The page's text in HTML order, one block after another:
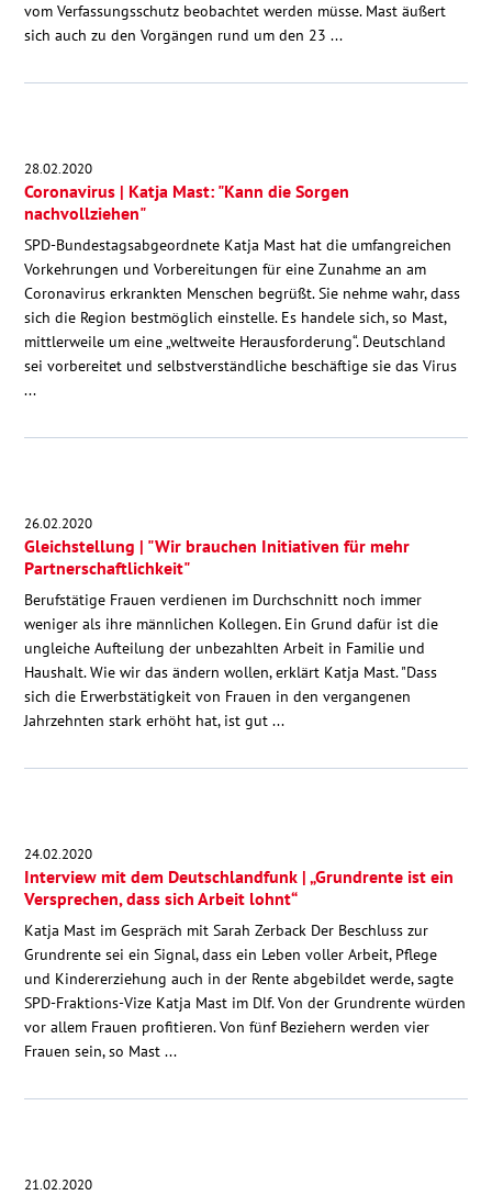
vom Verfassungsschutz beobachtet werden müsse. Mast äußert
sich auch zu den Vorgängen rund um den 23 ...
28.02.2020
Coronavirus | Katja Mast: "Kann die Sorgen
nachvollziehen"
SPD-Bundestagsabgeordnete Katja Mast hat die umfangreichen
Vorkehrungen und Vorbereitungen für eine Zunahme an am
Coronavirus erkrankten Menschen begrüßt. Sie nehme wahr, dass
sich die Region bestmöglich einstelle. Es handele sich, so Mast,
mittlerweile um eine „weltweite Herausforderung“. Deutschland
sei vorbereitet und selbstverständliche beschäftige sie das Virus
...
26.02.2020
Gleichstellung | "Wir brauchen Initiativen für mehr
Partnerschaftlichkeit"
Berufstätige Frauen verdienen im Durchschnitt noch immer
weniger als ihre männlichen Kollegen. Ein Grund dafür ist die
ungleiche Aufteilung der unbezahlten Arbeit in Familie und
Haushalt. Wie wir das ändern wollen, erklärt Katja Mast. "Dass
sich die Erwerbstätigkeit von Frauen in den vergangenen
Jahrzehnten stark erhöht hat, ist gut ...
24.02.2020
Interview mit dem Deutschlandfunk | „Grundrente ist ein
Versprechen, dass sich Arbeit lohnt“
Katja Mast im Gespräch mit Sarah Zerback Der Beschluss zur
Grundrente sei ein Signal, dass ein Leben voller Arbeit, Pflege
und Kindererziehung auch in der Rente abgebildet werde, sagte
SPD-Fraktions-Vize Katja Mast im Dlf. Von der Grundrente würden
vor allem Frauen profitieren. Von fünf Beziehern werden vier
Frauen sein, so Mast ...
21.02.2020